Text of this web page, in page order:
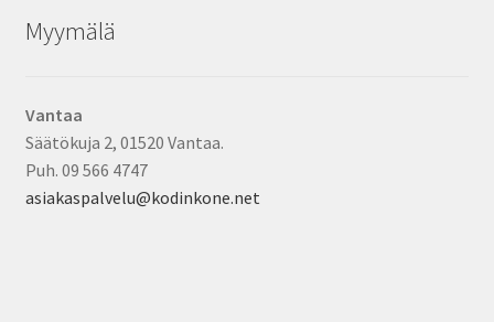
Myymälä
Vantaa
Säätökuja 2, 01520 Vantaa.
Puh. 09 566 4747
asiakaspalvelu@kodinkone.net